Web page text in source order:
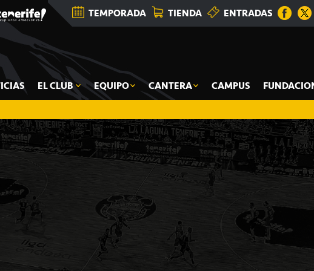
TEMPORADA TIENDA ENTRADAS
EL CLUB EQUIPO CANTERA CAMPUS